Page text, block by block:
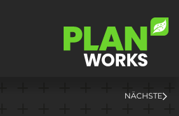
NÄCHSTE